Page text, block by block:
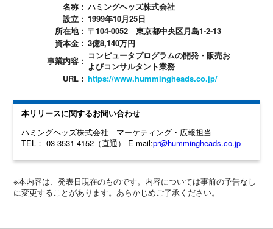
名称： ハミングヘッズ株式会社
設立： 1999年10月25日
所在地： 〒104-0052 東京都中央区月島1-2-13
資本金： 3億8,140万円
事業内容： コンピュータプログラムの開発・販売お
よびコンサルタント業務
URL： https://www.hummingheads.co.jp/
本リリースに関するお問い合わせ
ハミングヘッズ株式会社 マーケティング・広報担当
TEL： 03-3531-4152（直通） E-mail:pr@hummingheads.co.jp
※本内容は、発表日現在のものです。内容については事前の予告なし
に変更することがあります。あらかじめご了承ください。